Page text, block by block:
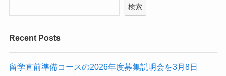
検索
Recent Posts
留学直前準備コースの2026年度募集説明会を3月8日